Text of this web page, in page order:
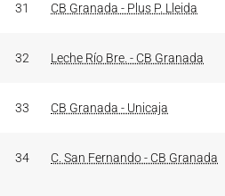
31 CB Granada - Plus P. Lleida
32 Leche Río Bre. - CB Granada
33 CB Granada - Unicaja
34 C. San Fernando - CB Granada